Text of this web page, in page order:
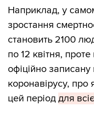
Наприклад, у
зростання
становить 2100
по 12 квітня,
офіційно записану
коронавірусу, про
цей період для